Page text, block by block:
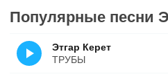
Популярные песни
Этгар Керет
ТРУБЫ